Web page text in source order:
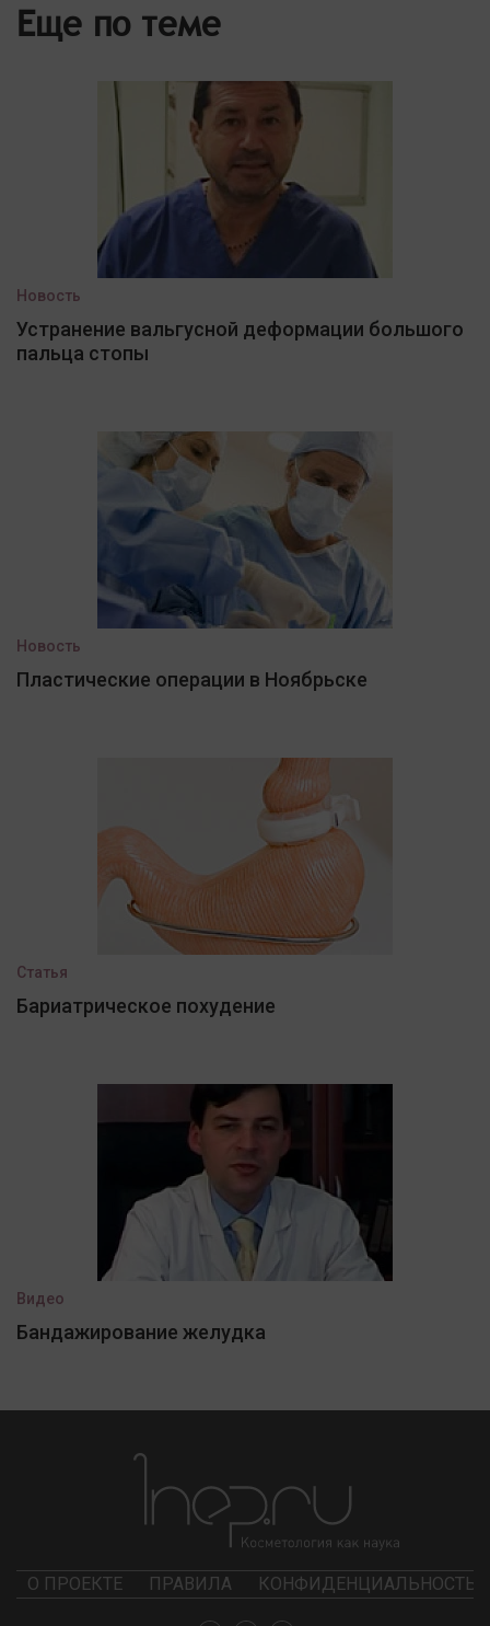
Еще по теме
Новость
Устранение вальгусной деформации большого
пальца стопы
Новость
Пластические операции в Ноябрьске
Статья
Бариатрическое похудение
Видео
Бандажирование желудка
О ПРОЕКТЕ ПРАВИЛА КОНФИДЕНЦИАЛЬНОСТЬ